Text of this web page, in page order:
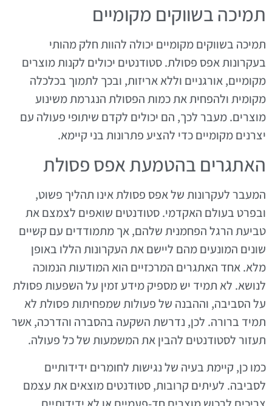
תמיכה בשווקים מקומיים
תמיכה בשווקים מקומיים יכולה להוות חלק מהותי
בעקרונות אפס פסולת. סטודנטים יכולים לקנות מוצרים
מקומיים, אורגניים וללא אריזות, ובכך לתמוך בכלכלה
מקומית ולהפחית את כמות הפסולת הנגרמת משינוע
מוצרים. מעבר לכך, הם יכולים לקדם שיתופי פעולה עם
יצרנים מקומיים כדי להציע פתרונות בני קיימא.
האתגרים בהטמעת אפס פסולת
המעבר לעקרונות של אפס פסולת אינו תהליך פשוט,
ובפרט בעולם האקדמי. סטודנטים שואפים לצמצם את
טביעת הרגל הפחמנית שלהם, אך מתמודדים עם קשיים
שונים המונעים מהם ליישם את העקרונות הללו באופן
מלא. אחד האתגרים המרכזיים הוא המודעות הנמוכה
לנושא. לא תמיד יש מספיק מידע זמין על השפעות פסולת
על הסביבה, וההבנה של פעולות שמפחיתות פסולת לא
תמיד ברורה. לכן, נדרשת השקעה בהסברה והדרכה, אשר
תעזור לסטודנטים להבין את המשמעות של כל פעולה.
כמו כן, קיימת בעיה של נגישות לחומרים ידידותיים
לסביבה. לעיתים קרובות, סטודנטים מוצאים את עצמם